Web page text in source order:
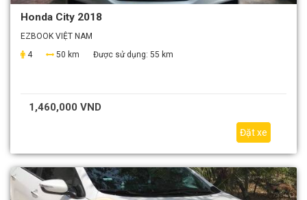
Honda City 2018
EZBOOK VIỆT NAM
4
50 km Được sử dụng: 55 km
1,460,000 VND
Đặt xe